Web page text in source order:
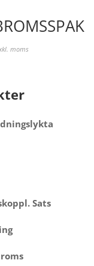
moms
Sats